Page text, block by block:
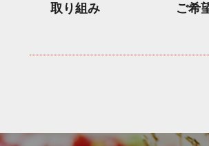
取り組み
ご希